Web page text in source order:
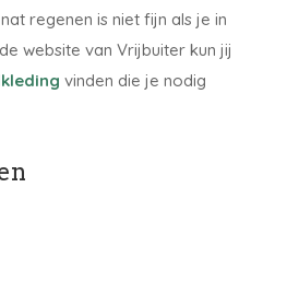
regenen is niet fijn als je in
website van Vrijbuiter kun jij
vinden die je nodig